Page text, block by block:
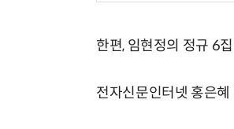
한편, 임현정의 정규 6
전자신문인터넷 홍은